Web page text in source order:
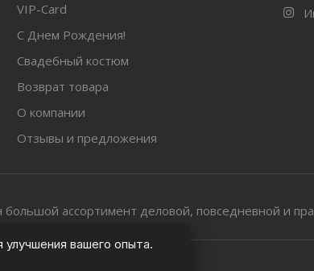
VIP-Card
С Днем Рождения!
Свадебный костюм
Возврат товара
О компании
Отзывы и предложения
ассортимент деловой, повседневной и
вашего опыта.